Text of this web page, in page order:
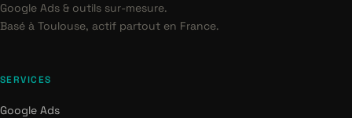
Google Ads & outils sur-mesure.
Basé à Toulouse, actif partout en France.
SERVICES
Google Ads